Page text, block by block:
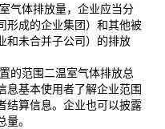
气体排放量，企业应当分
形成的企业集团）和其他被
和未合并子公司）的排放
的范围二温室气体排放总
息基本使用者了解企业范围
结算信息。企业也可以披露
。